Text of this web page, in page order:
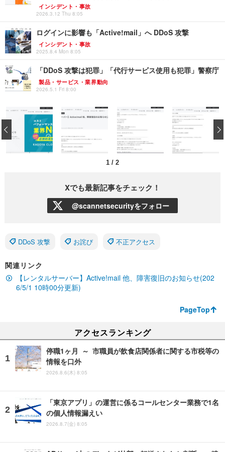
インシデント・事故
2026.3.12 Thu 8:05
ログインに影響も「Active!mail」へ DDoS 攻撃
インシデント・事故
2025.8.4 Mon 8:05
「DDoS 攻撃は犯罪」「代行サービス使用も犯罪」警察庁
製品・サービス・業界動向
2026.5.1 Fri 8:00
1 / 2
Xでも最新記事をチェック！
@scannetsecurityをフォロー
DDoS 攻撃 お詫び 不正アクセス
関連リンク
【レンタルサーバー】Active!mail 他、障害復旧のお知らせ(202
6/5/1 10時00分更新)
PageTop
アクセスランキング
停職1ヶ月 ～ 市職員が飲食店関係者に関する市税等の
情報を口外
2026.8.6(木) 8:05
「東京アプリ」の運営に係るコールセンター業務で1名
の個人情報漏えい
2026.8.7(金) 8:05